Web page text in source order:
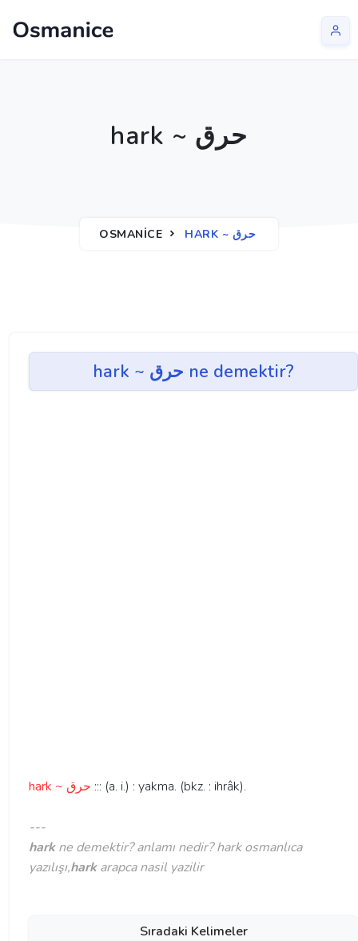
hark ~ حرق
OSMANICE HARK ~ حرق
hark ~ حرق ne demektir?
hark ~ حرق ::: (a. i.) : yakma. (bkz. : ihrâk).
---
harkne demektir? anlamı nedir? hark osmanlıca
yazılışı,harkarapca nasil yazilir
Sıradaki Kelimeler